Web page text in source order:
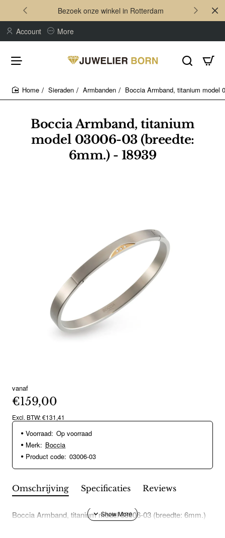
Bezoek onze winkel in Rotterdam
Account More
Boccia Armband, titanium
model 03006-03 (breedte:
6mm.) - 18939
Sieraden Armbanden Boccia Armband, titanium model
vanaf
€159,00
Excl. BTW: €131,41
Voorraad: Op voorraad
Merk: Boccia
Product code: 03006-03
Omschrijving Specificaties Reviews
Boccia Armband, titanium model 03006-03 (breedte: 6mm.)